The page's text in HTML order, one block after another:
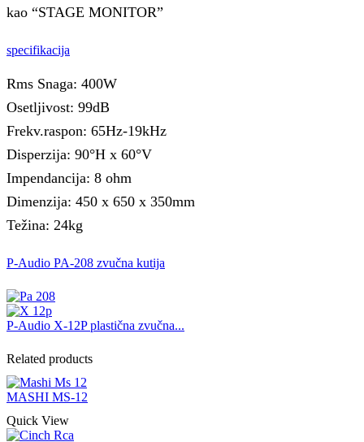
kao “STAGE MONITOR”
specifikacija
Rms Snaga: 400W
Osetljivost: 99dB
Frekv.raspon: 65Hz-19kHz
Disperzija: 90°H x 60°V
Impendancija: 8 ohm
Dimenzija: 450 x 650 x 350mm
Težina: 24kg
P-Audio PA-208 zvučna kutija
P-Audio X-12P plastična zvučna...
Related products
MASHI MS-12
Quick View